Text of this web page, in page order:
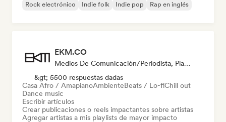
Rock electrónico
Indie folk Indie pop Rap en inglés
EKM.CO
Medios De Comunicación/Periodista, Playlist Curator
&gt; 5500 respuestas dadas
Casa Afro / AmapianoAmbienteBeats / Lo-fiChill out
Dance music
Escribir artículos
Crear publicaciones o reels impactantes sobre artistas
Agregar artistas a mis playlists de mayor impacto